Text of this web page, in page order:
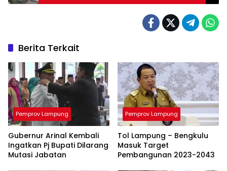
Berita Terkait
Pemprov Lampung
Gubernur Arinal Kembali
Ingatkan Pj Bupati Dilarang
Mutasi Jabatan
Pemprov Lampung
Tol Lampung – Bengkulu
Masuk Target
Pembangunan 2023-2043